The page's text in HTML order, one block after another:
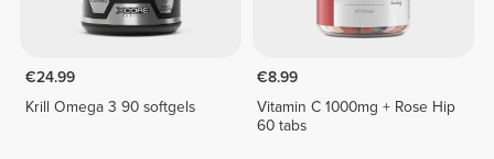
€24.99
Krill Omega 3 90 softgels
€8.99
Vitamin C 1000mg + Rose Hip
60 tabs